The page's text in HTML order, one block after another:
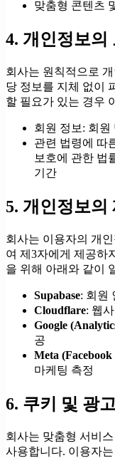
맞춤형 콘텐츠
4. 개인정보의
회사는 원칙적으로
당 정보를 지체 없이
할 필요가 있는 경우
회원 정보: 회원
관련 법령에 따
보호에 관한 법
기간
5. 개인정보의
회사는 이용자의 개
여 제3자에게 제공하
을 위해 아래와 같이
Supabase: 회원
Cloudflare: 웹
Google
공
Meta (Facebook
마케팅 측정
6. 쿠키 및 광
회사는 맞춤형 서비
사용합니다. 이용자